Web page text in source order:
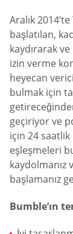
Aralık
başlatılan,
kaydırarak
izin verme
heyecan
bulmak için
geçiriyor ve
için 24
eşleşmeleri
kaydolmanız
başlamanız
Bumble’ın